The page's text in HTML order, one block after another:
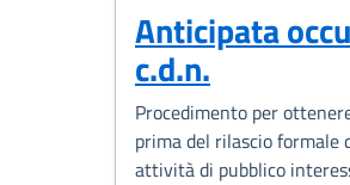
Anticipata
c.d.n.
Procedimento per
prima del rilascio formale
attività di pubblico